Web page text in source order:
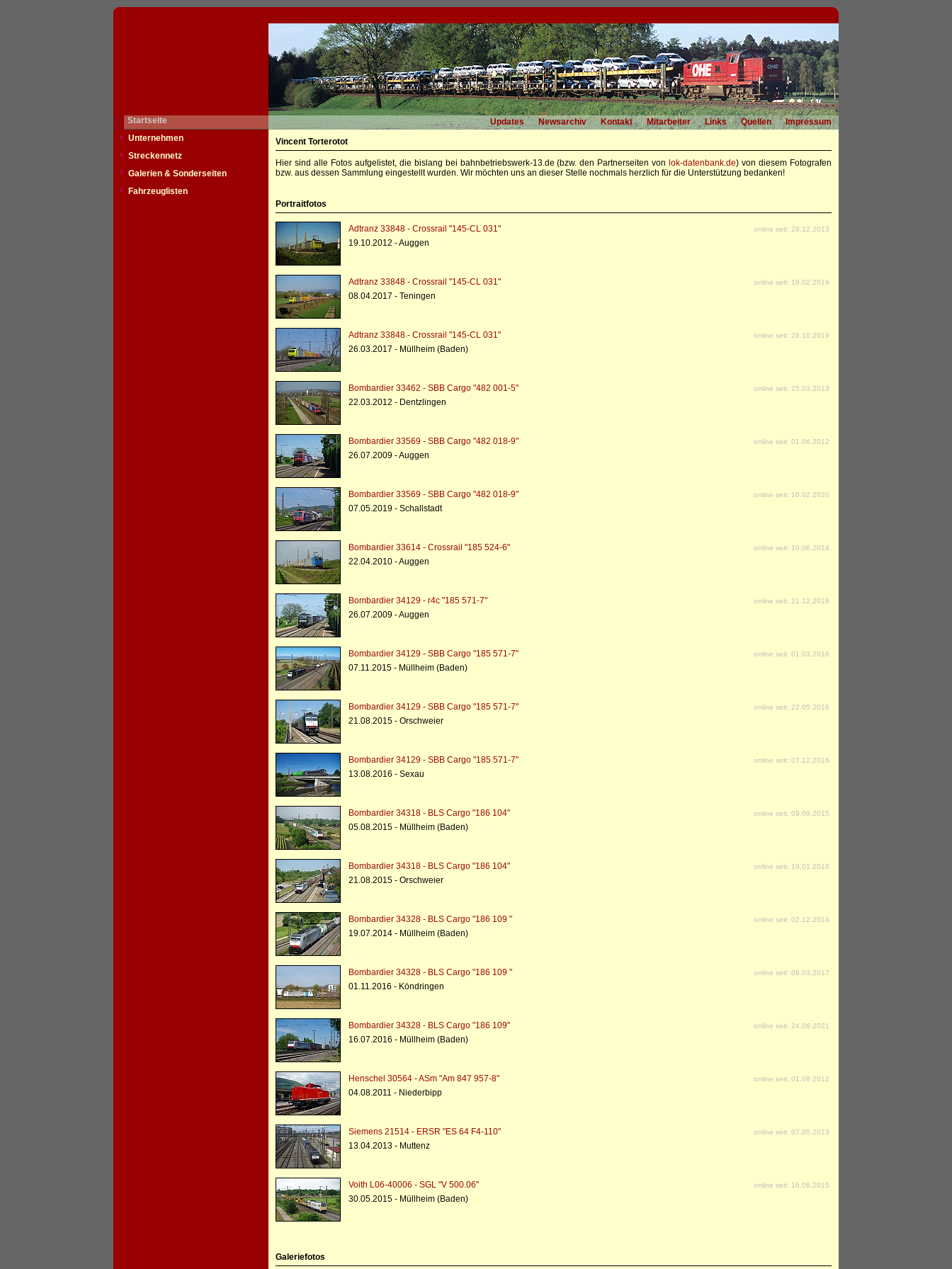
Startseite Updates Newsarchiv Kontakt Mitarbeiter Links Quellen
Impressum
Unternehmen
Streckennetz
Galerien & Sonderseiten
Fahrzeuglisten
Vincent Torterotot
Hier sind alle Fotos aufgelistet, die bislang bei bahnbetriebswerk-13.de (bzw. den Partnerseiten von lok-datenbank.de) von diesem Fotografen
bzw. aus dessen Sammlung eingestellt wurden. Wir möchten uns an dieser Stelle nochmals herzlich für die Unterstützung bedanken!
Portraitfotos
Adtranz 33848 - Crossrail "145-CL 031" online seit: 29.12.2013
19.10.2012 - Auggen
Adtranz 33848 - Crossrail "145-CL 031" online seit: 18.02.2019
08.04.2017 - Teningen
Adtranz 33848 - Crossrail "145-CL 031" online seit: 28.10.2019
26.03.2017 - Müllheim (Baden)
Bombardier 33462 - SBB Cargo "482 001-5" online seit: 25.03.2013
22.03.2012 - Dentzlingen
Bombardier 33569 - SBB Cargo "482 018-9" online seit: 01.06.2012
26.07.2009 - Auggen
Bombardier 33569 - SBB Cargo "482 018-9" online seit: 10.02.2020
07.05.2019 - Schallstadt
Bombardier 33614 - Crossrail "185 524-6" online seit: 10.06.2014
22.04.2010 - Auggen
Bombardier 34129 - r4c "185 571-7" online seit: 21.12.2019
26.07.2009 - Auggen
Bombardier 34129 - SBB Cargo "185 571-7" online seit: 01.03.2016
07.11.2015 - Müllheim (Baden)
Bombardier 34129 - SBB Cargo "185 571-7" online seit: 22.05.2016
21.08.2015 - Orschweier
Bombardier 34129 - SBB Cargo "185 571-7" online seit: 07.12.2016
13.08.2016 - Sexau
Bombardier 34318 - BLS Cargo "186 104" online seit: 09.09.2015
05.08.2015 - Müllheim (Baden)
Bombardier 34318 - BLS Cargo "186 104" online seit: 19.01.2016
21.08.2015 - Orschweier
Bombardier 34328 - BLS Cargo "186 109 " online seit: 02.12.2014
19.07.2014 - Müllheim (Baden)
Bombardier 34328 - BLS Cargo "186 109 " online seit: 08.03.2017
01.11.2016 - Köndringen
Bombardier 34328 - BLS Cargo "186 109" online seit: 24.06.2021
16.07.2016 - Müllheim (Baden)
Henschel 30564 - ASm "Am 847 957-8" online seit: 01.08.2012
04.08.2011 - Niederbipp
Siemens 21514 - ERSR "ES 64 F4-110" online seit: 07.05.2013
13.04.2013 - Muttenz
Voith L06-40006 - SGL "V 500.06" online seit: 16.06.2015
30.05.2015 - Müllheim (Baden)
Galeriefotos